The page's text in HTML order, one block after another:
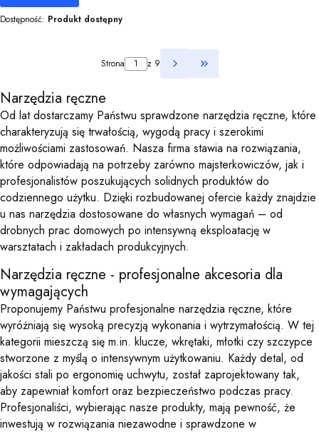
Dostępność: Produkt dostępny
Strona z 9 Przejdź do ostatniej
Narzędzia ręczne
Od lat dostarczamy Państwu sprawdzone narzędzia ręczne, które
charakteryzują się trwałością, wygodą pracy i szerokimi
możliwościami zastosowań. Nasza firma stawia na rozwiązania,
które odpowiadają na potrzeby zarówno majsterkowiczów, jak i
profesjonalistów poszukujących solidnych produktów do
codziennego użytku. Dzięki rozbudowanej ofercie każdy znajdzie
u nas narzędzia dostosowane do własnych wymagań – od
drobnych prac domowych po intensywną eksploatację w
warsztatach i zakładach produkcyjnych.
Narzędzia ręczne - profesjonalne akcesoria dla
wymagających
Proponujemy Państwu profesjonalne narzędzia ręczne, które
wyróżniają się wysoką precyzją wykonania i wytrzymałością. W tej
kategorii mieszczą się m.in. klucze, wkrętaki, młotki czy szczypce
stworzone z myślą o intensywnym użytkowaniu. Każdy detal, od
jakości stali po ergonomię uchwytu, został zaprojektowany tak,
aby zapewniał komfort oraz bezpieczeństwo podczas pracy.
Profesjonaliści, wybierając nasze produkty, mają pewność, że
inwestują w rozwiązania niezawodne i sprawdzone w